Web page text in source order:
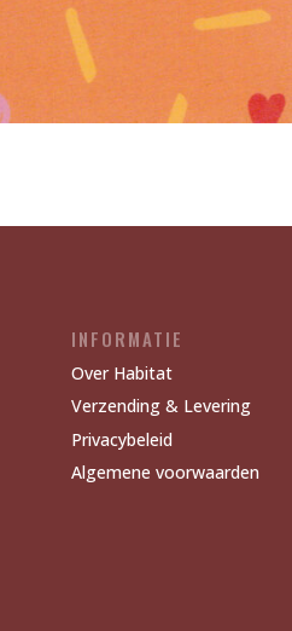
INFORMATIE
Over Habitat
Verzending & Levering
Privacybeleid
Algemene voorwaarden